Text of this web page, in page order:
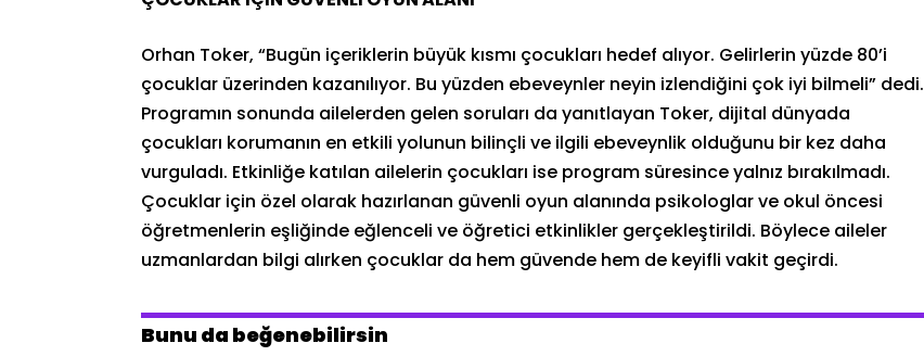
Orhan Toker, “Bugün içeriklerin büyük kısmı çocukları hedef alıyor. Gelirlerin yüzde 80’i
çocuklar üzerinden kazanılıyor. Bu yüzden ebeveynler neyin izlendiğini çok iyi bilmeli” dedi.
Programın sonunda ailelerden gelen soruları da yanıtlayan Toker, dijital dünyada
çocukları korumanın en etkili yolunun bilinçli ve ilgili ebeveynlik olduğunu bir kez daha
vurguladı. Etkinliğe katılan ailelerin çocukları ise program süresince yalnız bırakılmadı.
Çocuklar için özel olarak hazırlanan güvenli oyun alanında psikologlar ve okul öncesi
öğretmenlerin eşliğinde eğlenceli ve öğretici etkinlikler gerçekleştirildi. Böylece aileler
uzmanlardan bilgi alırken çocuklar da hem güvende hem de keyifli vakit geçirdi.
Bunu da beğenebilirsin